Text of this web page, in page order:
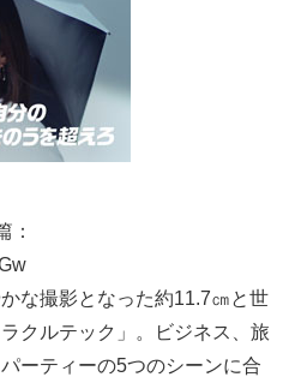
：
な撮影となった約11.7㎝と世
クルテック」。ビジネス、旅
ーティーの5つのシーンに合